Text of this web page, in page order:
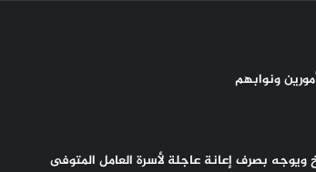
ونوابهم
بصرف إعانة عاجلة لأسرة العامل المتوفى